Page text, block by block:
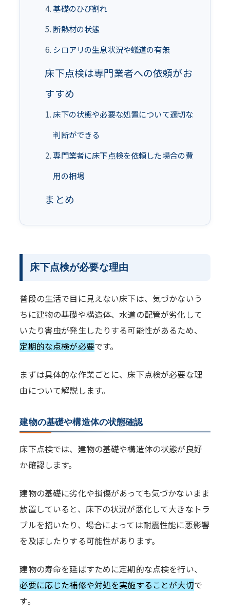
基礎のひび割れ
断熱材の状態
シロアリの生息状況や蟻道の有無
床下点検は専門業者への依頼がお
すすめ
床下の状態や必要な処置について適切な
判断ができる
専門業者に床下点検を依頼した場合の費
用の相場
まとめ
床下点検が必要な理由
普段の生活で目に見えない床下は、気づかないう
ちに建物の基礎や構造体、水道の配管が劣化して
いたり害虫が発生したりする可能性があるため、
定期的な点検が必要です。
まずは具体的な作業ごとに、床下点検が必要な理
由について解説します。
建物の基礎や構造体の状態確認
床下点検では、建物の基礎や構造体の状態が良好
か確認します。
建物の基礎に劣化や損傷があっても気づかないまま
放置していると、床下の状況が悪化して大きなトラ
ブルを招いたり、場合によっては耐震性能に悪影響
を及ぼしたりする可能性があります。
建物の寿命を延ばすために定期的な点検を行い、
必要に応じた補修や対処を実施することが大切で
す。